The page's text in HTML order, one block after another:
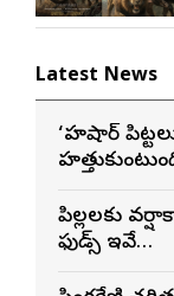
Latest News
‘హుషార్‌
పిల్లలకు
ఫుడ్స్ ఇవే…